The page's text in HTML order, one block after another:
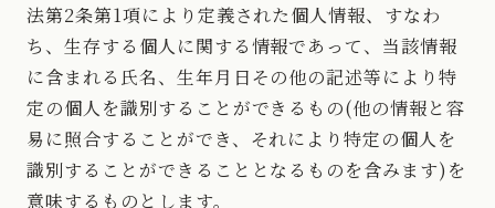
法第2条第1項により定義された個人情報、すなわ
ち、生存する個人に関する情報であって、当該情報
に含まれる氏名、生年月日その他の記述等により特
定の個人を識別することができるもの(他の情報と容
易に照合することができ、それにより特定の個人を
識別することができることとなるものを含みます)を
意味するものとします。